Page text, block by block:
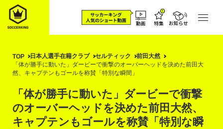
TOP 日本人選手在籍クラブ セルティック
前田大然
「体が勝手に動いた」ダービーで衝撃のオーバーヘッドを決めた前田大
然、キャプテンもゴールを称賛「特別な瞬間」
「体が勝手に動いた」ダービーで衝撃
のオーバーヘッドを決めた前田大然、
キャプテンもゴールを称賛「特別な瞬